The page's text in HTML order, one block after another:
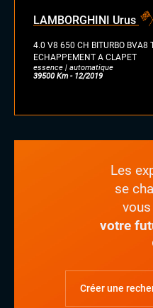
LAMBORGHINI Urus
4.0 V8 650 CH BITURBO BVA8
ECHAPPEMENT A CLAPET
essence | automatique
39500 Km - 12/2019
Les
se
votre
Créer une